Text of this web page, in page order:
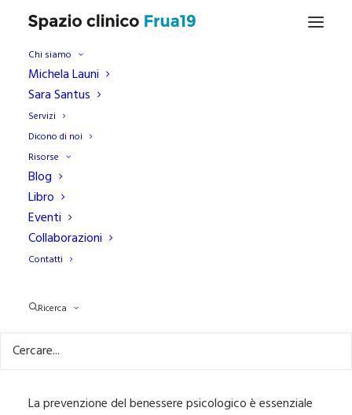
Chi siamo
Michela Launi
Sara Santus
Servizi
Dicono di noi
Risorse
Blog
Libro
Eventi
Collaborazioni
Contatti
Ricerca
Prevenzione e cura del
benessere psicologico
29 marzo 2023
La prevenzione del benessere psicologico è essenziale